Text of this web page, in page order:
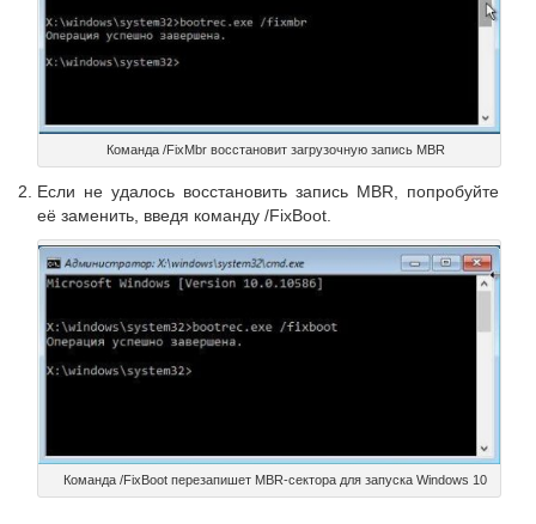
Команда /FixMbr восстановит загрузочную запись MBR
Если не удалось восстановить запись MBR, попробуйте
её заменить, введя команду /FixBoot.
Команда /FixBoot перезапишет MBR-сектора для запуска Windows 10